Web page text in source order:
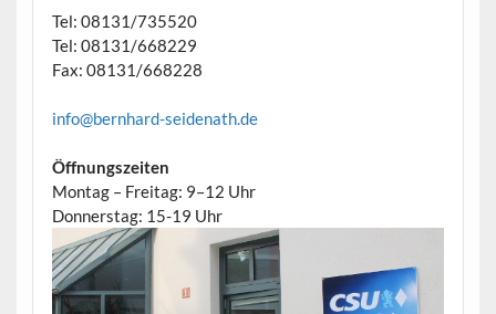
Tel: 08131/735520
Tel: 08131/668229
Fax: 08131/668228
info@bernhard-seidenath.de
Öffnungszeiten
Montag – Freitag: 9–12 Uhr
Donnerstag: 15-19 Uhr